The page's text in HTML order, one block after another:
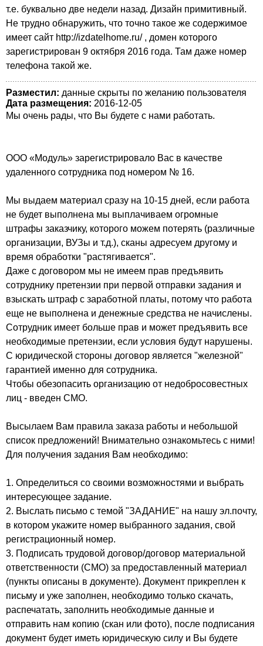
т.е. буквально две недели назад. Дизайн примитивный.
Не трудно обнаружить, что точно такое же содержимое
имеет сайт http://izdatelhome.ru/ , домен которого
зарегистрирован 9 октября 2016 года. Там даже номер
телефона такой же.
Разместил: данные скрыты по желанию пользователя
Дата размещения: 2016-12-05
Мы очень рады, что Вы будете с нами работать.
ООО «Модуль» зарегистрировало Вас в качестве
удаленного сотрудника под номером № 16.
Мы выдаем материал сразу на 10-15 дней, если работа
не будет выполнена мы выплачиваем огромные
штрафы заказчику, которого можем потерять (различные
организации, ВУЗы и т.д.), сканы адресуем другому и
время обработки "растягивается".
Даже с договором мы не имеем прав предъявить
сотруднику претензии при первой отправки задания и
взыскать штраф с заработной платы, потому что работа
еще не выполнена и денежные средства не начислены.
Сотрудник имеет больше прав и может предъявить все
необходимые претензии, если условия будут нарушены.
С юридической стороны договор является "железной"
гарантией именно для сотрудника.
Чтобы обезопасить организацию от недобросовестных
лиц - введен СМО.
Высылаем Вам правила заказа работы и небольшой
список предложений! Внимательно ознакомьтесь с ними!
Для получения задания Вам необходимо:
1. Определиться со своими возможностями и выбрать
интересующее задание.
2. Выслать письмо с темой "ЗАДАНИЕ" на нашу эл.почту,
в котором укажите номер выбранного задания, свой
регистрационный номер.
3. Подписать трудовой договор/договор материальной
ответственности (СМО) за предоставленный материал
(пункты описаны в документе). Документ прикреплен к
письму и уже заполнен, необходимо только скачать,
распечатать, заполнить необходимые данные и
отправить нам копию (скан или фото), после подписания
документ будет иметь юридическую силу и Вы будете